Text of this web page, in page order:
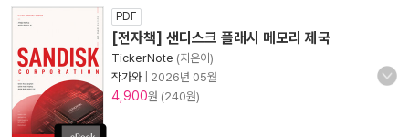
PDF
[전자책] 샌디스크 플래시 메모리 제국
TickerNote (지은이)
작가와| 2026년 05월
4,900원 (240원)